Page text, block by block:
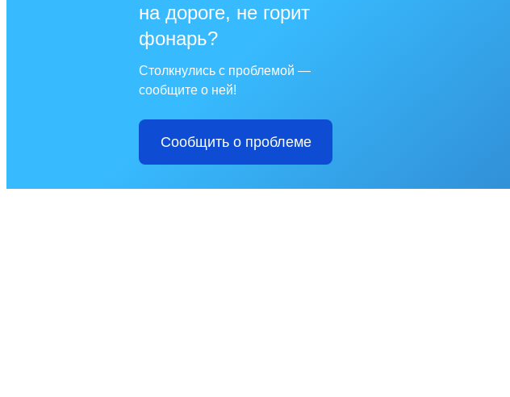
на дороге, не горит
фонарь?
Столкнулись с проблемой —
сообщите о ней!
Сообщить о проблеме